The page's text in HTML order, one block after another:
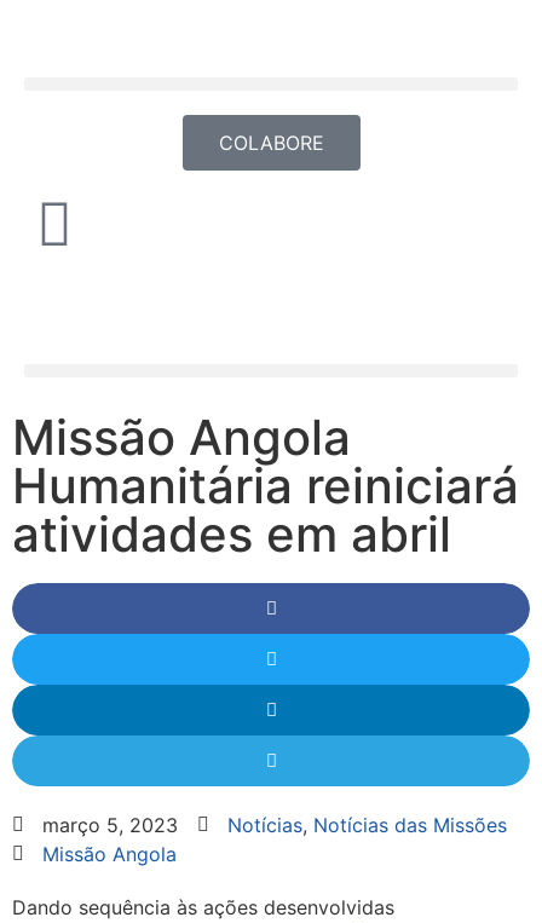
COLABORE
Missão Angola
Humanitária reiniciará
atividades em abril
março 5, 2023 Notícias, Notícias das Missões
Missão Angola
Dando sequência às ações desenvolvidas